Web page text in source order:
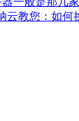
云教您：如何